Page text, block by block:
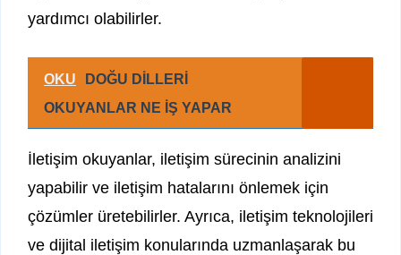
yardımcı olabilirler.
OKU
DOĞU DİLLERİ
OKUYANLAR NE İŞ YAPAR
İletişim okuyanlar, iletişim sürecinin analizini
yapabilir ve iletişim hatalarını önlemek için
çözümler üretebilirler. Ayrıca, iletişim teknolojileri
ve dijital iletişim konularında uzmanlaşarak bu